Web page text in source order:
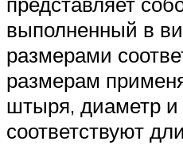
выполненный в
размерами
размерам
штыря, диаметр и
соответствуют